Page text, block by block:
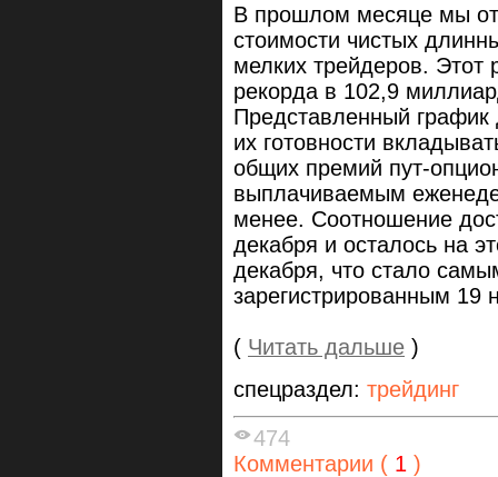
В прошлом месяце мы
стоимости чистых
мелких трейдеров. Этот
рекорда в 102,9
Представленный график
их готовности
общих премий пут-
выплачиваемым
менее. Соотношение
декабря и осталось на
декабря, что стало
зарегистрированным 19
( Читать дальше )
спецраздел: трейдинг
474
Комментарии ( 1 )